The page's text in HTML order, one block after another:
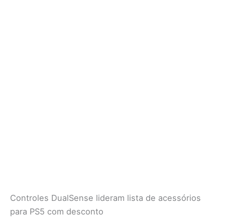
Controles DualSense lideram lista de acessórios
para PS5 com desconto